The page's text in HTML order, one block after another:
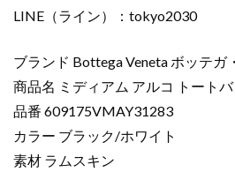
LINE（ライン）：tokyo2030
ブランド Bottega Veneta ボッテガ
商品名 ミディアム アルコ トート
品番 609175VMAY31283
カラー ブラック/ホワイト
素材 ラムスキン